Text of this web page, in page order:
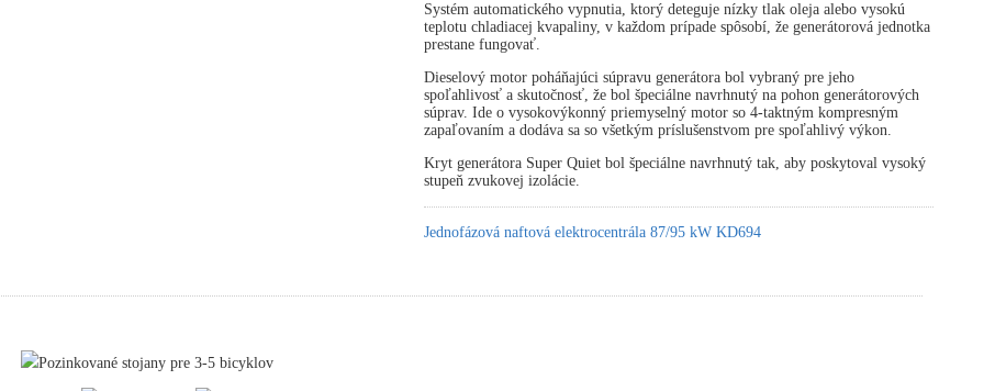
Systém automatického vypnutia, ktorý deteguje nízky tlak oleja alebo vysokú
teplotu chladiacej kvapaliny, v každom prípade spôsobí, že generátorová jednotka
prestane fungovať.
Dieselový motor poháňajúci súpravu generátora bol vybraný pre jeho
spoľahlivosť a skutočnosť, že bol špeciálne navrhnutý na pohon generátorových
súprav. Ide o vysokovýkonný priemyselný motor so 4-taktným kompresným
zapaľovaním a dodáva sa so všetkým príslušenstvom pre spoľahlivý výkon.
Kryt generátora Super Quiet bol špeciálne navrhnutý tak, aby poskytoval vysoký
stupeň zvukovej izolácie.
Jednofázová naftová elektrocentrála 87/95 kW KD694
Pozinkované stojany pre 3-5 bicyklov